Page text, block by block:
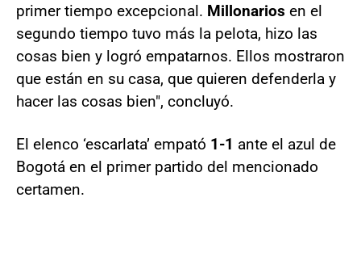
primer tiempo excepcional. Millonarios en el
segundo tiempo tuvo más la pelota, hizo las
cosas bien y logró empatarnos. Ellos mostraron
que están en su casa, que quieren defenderla y
hacer las cosas bien", concluyó.
El elenco ‘escarlata’ empató 1-1 ante el azul de
Bogotá en el primer partido del mencionado
certamen.